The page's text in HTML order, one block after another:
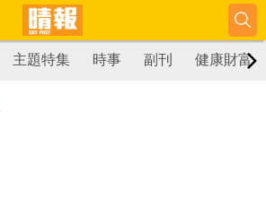
主題特集 時事 副刊 健康財富